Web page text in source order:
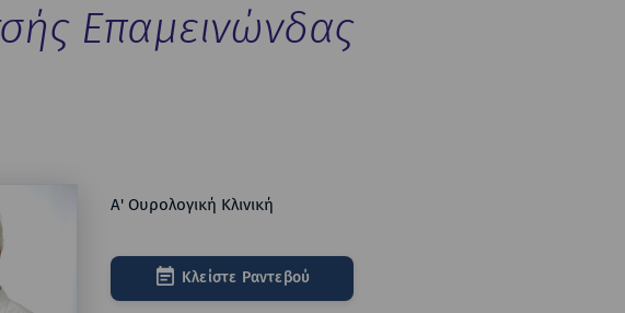
Επαμεινώνδας
Α' Ουρολογική Κλινική
Κλείστε Ραντεβού